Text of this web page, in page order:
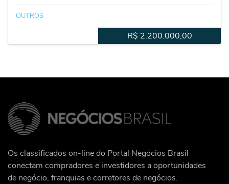
OUTROS
R$ 2.200.000,00
Os classificados on-line do Portal Negócios Brasil
conectam compradores e investidores a oportunidades
de negócio, franquias e corretores de negócios.